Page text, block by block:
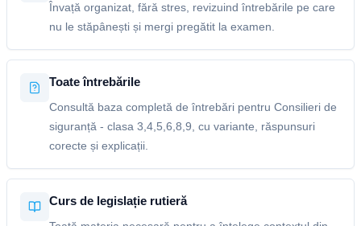
Învață organizat, fără stres, revizuind întrebările pe care
nu le stăpânești și mergi pregătit la examen.
Toate întrebările
Consultă baza completă de întrebări pentru Consilieri de
siguranță - clasa 3,4,5,6,8,9, cu variante, răspunsuri
corecte și explicații.
Curs de legislație rutieră